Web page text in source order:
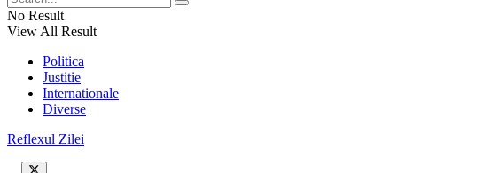
No Result
View All Result
Politica
Justitie
Internationale
Diverse
Reflexul Zilei